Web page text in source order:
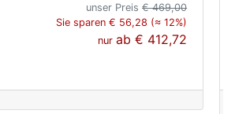
unser Preis€ 469,00
Sie sparen € 56,28 (≈ 12%)
nurab€ 412,72